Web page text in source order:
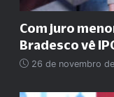
Com juro
Bradesco vê
26 de novembro